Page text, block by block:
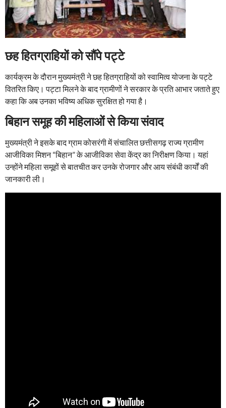
छह हितग्राहियों को सौंपे पट्टे
कार्यक्रम के दौरान मुख्यमंत्री ने छह हितग्राहियों को स्वामित्व योजना के पट्टे
वितरित किए। पट्टा मिलने के बाद ग्रामीणों ने सरकार के प्रति आभार जताते हुए
कहा कि अब उनका भविष्य अधिक सुरक्षित हो गया है।
बिहान समूह की महिलाओं से किया संवाद
मुख्यमंत्री ने इसके बाद ग्राम कोसरंगी में संचालित छत्तीसगढ़ राज्य ग्रामीण
आजीविका मिशन “बिहान” के आजीविका सेवा केंद्र का निरीक्षण किया। यहां
उन्होंने महिला समूहों से बातचीत कर उनके रोजगार और आय संबंधी कार्यों की
जानकारी ली।